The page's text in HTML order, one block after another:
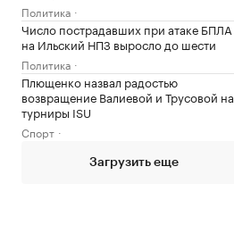
Политика
Число пострадавших при атаке БПЛА
на Ильский НПЗ выросло до шести
Политика
Плющенко назвал радостью
возвращение Валиевой и Трусовой на
турниры ISU
Спорт
Загрузить еще